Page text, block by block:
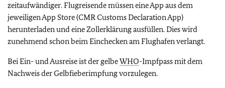
zeitaufwändiger. Flugreisende müssen eine App aus dem
jeweiligen App Store (CMR Customs Declaration App)
herunterladen und eine Zollerklärung ausfüllen. Dies wird
zunehmend schon beim Einchecken am Flughafen verlangt.
Bei Ein- und Ausreise ist der gelbeWHO-Impfpass mit dem
Nachweis der Gelbfieberimpfung vorzulegen.